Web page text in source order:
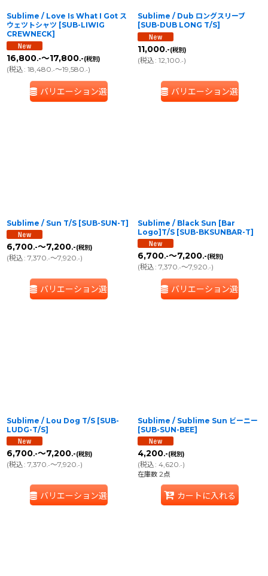
Sublime / Love Is What I Got ス
ウェツトシャツ [SUB-LIWIG
CREWNECK]
16,800.-～17,800.-(税別)
(税込: 18,480 .-～19,580 .-)
バリエーション選択
Sublime / Dub ロングスリーブ
[SUB-DUB LONG T/S]
11,000.-(税別)
(税込: 12,100 .-)
バリエーション選択
Sublime / Sun T/S [SUB-SUN-T]
6,700.-～7,200.-(税別)
(税込: 7,370.-～7,920.-)
バリエーション選択
Sublime / Black Sun [Bar
Logo]T/S [SUB-BKSUNBAR-T]
6,700.-～7,200.-(税別)
(税込: 7,370.-～7,920.-)
バリエーション選択
Sublime / Lou Dog T/S [SUB-
LUDG-T/S]
6,700.-～7,200.-(税別)
(税込: 7,370.-～7,920.-)
バリエーション選択
Sublime / Sublime Sun ビーニー
[SUB-SUN-BEE]
4,200.-(税別)
(税込: 4,620.-)
在庫数 2点
カートに入れる